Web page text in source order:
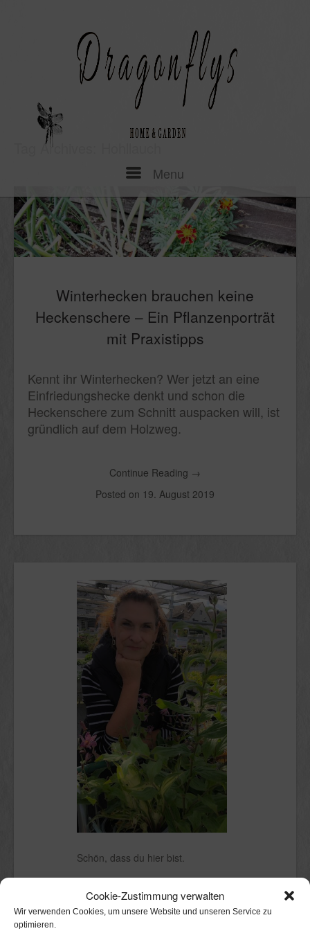
Cookie-Zustimmung verwalten
Wir verwenden Cookies, um unsere Website und unseren Service zu
optimieren.
Menu
Tag Archives:
Winterhecken brauchen keine
Heckenschere – Ein Pflanzenporträt
mit Praxistipps
Kennt ihr Winterhecken? Wer jetzt an eine
Einfriedungshecke denkt und schon die
Heckenschere zum Schnitt auspacken will, ist
gründlich auf dem Holzweg.
Continue Reading →
Posted on 19. August 2019
Schön, dass du hier bist.
Kölnerin mit Stadtgarten, in dem ich
mit Freude herumwühle. Perfekt